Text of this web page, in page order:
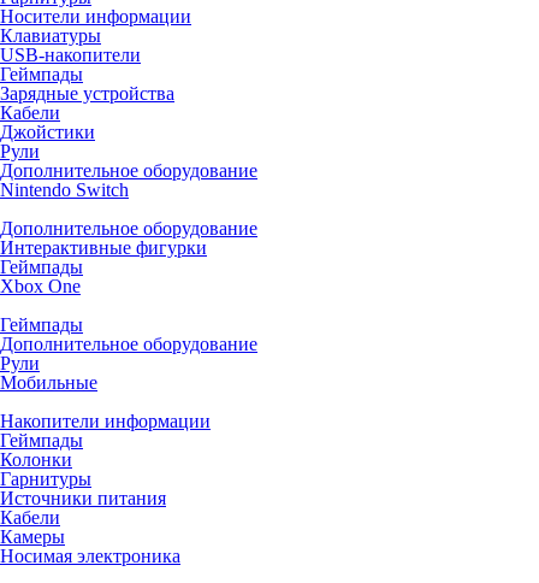
Носители информации
Клавиатуры
USB-накопители
Геймпады
Зарядные устройства
Кабели
Джойстики
Рули
Дополнительное оборудование
Nintendo Switch
Дополнительное оборудование
Интерактивные фигурки
Геймпады
Xbox One
Геймпады
Дополнительное оборудование
Рули
Мобильные
Накопители информации
Геймпады
Колонки
Гарнитуры
Источники питания
Кабели
Камеры
Носимая электроника